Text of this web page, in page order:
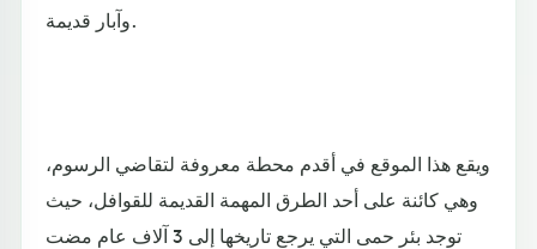
وآبار قديمة.
ويقع هذا الموقع في أقدم محطة معروفة لتقاضي الرسوم،
وهي كائنة على أحد الطرق المهمة القديمة للقوافل، حيث
توجد بئر حمى التي يرجع تاريخها إلى 3 آلاف عام مضت